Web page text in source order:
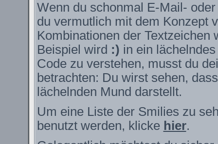
Wenn du schonmal E-Mail-
du vermutlich mit dem Konzept
Kombinationen der
Beispiel wird :) in ein
Code zu verstehen, musst du
betrachten: Du wirst sehen,
lächelnden Mund darstellt.
Um eine Liste der Smilies zu
benutzt werden, klicke hier.